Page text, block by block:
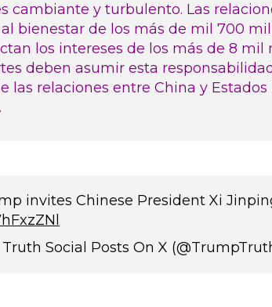
cambiante y turbulento. Las
bienestar de los más de mil 700
los intereses de los más de 8 mil
deben asumir esta
las relaciones entre China y
invites Chinese President Xi
Social Posts On X